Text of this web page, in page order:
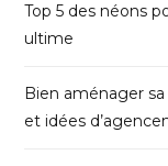
Top 5 des néons
ultime
Bien aménager
et idées